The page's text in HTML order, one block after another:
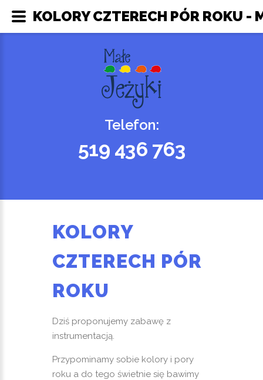
Telefon:
519 436 763
KOLORY
CZTERECH PÓR
ROKU
Dziś proponujemy zabawę z
instrumentacją.
Przypominamy sobie kolory i pory
roku a do tego świetnie się bawimy
KOLORY CZTERECH PÓR ROKU -